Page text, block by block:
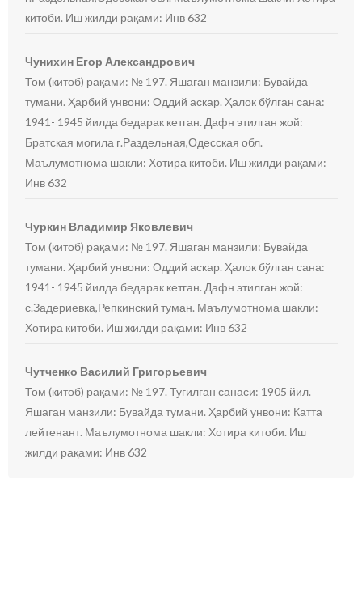
китоби. Иш жилди рақами: Инв 632
Чунихин Егор Александрович
Том (китоб) рақами: № 197. Яшаган манзили: Бувайда
тумани. Ҳарбий унвони: Оддий аскар. Ҳалок бўлган сана:
1941- 1945 йилда бедарак кетган. Дафн этилган жой:
Братская могила г.Раздельная,Одесская обл.
Маълумотнома шакли: Хотира китоби. Иш жилди рақами:
Инв 632
Чуркин Владимир Яковлевич
Том (китоб) рақами: № 197. Яшаган манзили: Бувайда
тумани. Ҳарбий унвони: Оддий аскар. Ҳалок бўлган сана:
1941- 1945 йилда бедарак кетган. Дафн этилган жой:
с.Задериевка,Репкинский туман. Маълумотнома шакли:
Хотира китоби. Иш жилди рақами: Инв 632
Чутченко Василий Григорьевич
Том (китоб) рақами: № 197. Туғилган санаси: 1905 йил.
Яшаган манзили: Бувайда тумани. Ҳарбий унвони: Катта
лейтенант. Маълумотнома шакли: Хотира китоби. Иш
жилди рақами: Инв 632